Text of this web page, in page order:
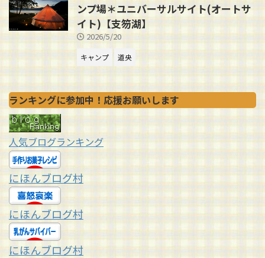
ンプ場＊ユニバーサルサイト(オートサ
イト)【支笏湖】
2026/5/20
キャンプ 道央
ランキングに参加中！応援お願いします
人気ブログランキング
にほんブログ村
にほんブログ村
にほんブログ村